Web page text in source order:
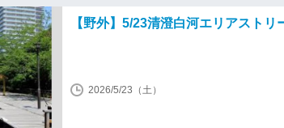
【野外】5/23清澄白河エリアストリ
2026/5/23（土）